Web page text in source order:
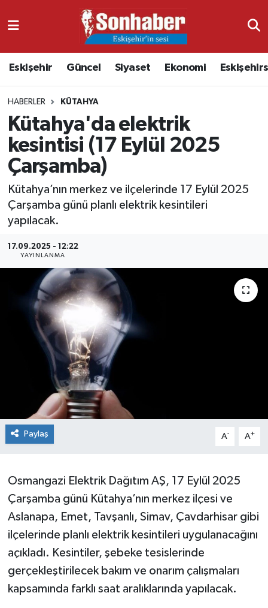
Eskişehir Güncel Siyaset Ekonomi
HABERLER KÜTAHYA
Kütahya'da elektrik
kesintisi (17 Eylül 2025
Çarşamba)
Kütahya’nın merkez ve ilçelerinde 17 Eylül 2025
Çarşamba günü planlı elektrik kesintileri
yapılacak.
17.09.2025 - 12:22
YAYINLANMA
Paylaş A- A+
Osmangazi Elektrik Dağıtım AŞ, 17 Eylül 2025
Çarşamba günü Kütahya’nın merkez ilçesi ve
Aslanapa, Emet, Tavşanlı, Simav, Çavdarhisar gibi
ilçelerinde planlı elektrik kesintileri uygulanacağını
açıkladı. Kesintiler, şebeke tesislerinde
gerçekleştirilecek bakım ve onarım çalışmaları
kapsamında farklı saat aralıklarında yapılacak.
Ekonomi
Güncel
Kültür & Sanat
Magazin
Sağlık
Siyaset
Spor
Nöbetçi Eczaneler
Namaz Vakitleri
Trafik Durumu
Süper Lig Puan Durumu ve Fikstür
Tüm Manşetler
Haber Arşivi